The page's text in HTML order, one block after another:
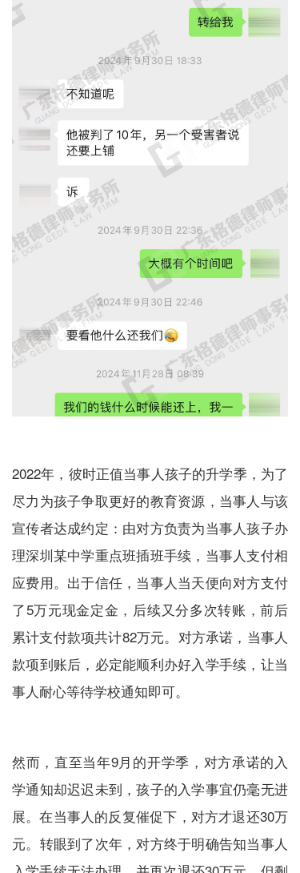
2022年，彼时正值当事人孩子的升学季，为了
尽力为孩子争取更好的教育资源，当事人与该
宣传者达成约定：由对方负责为当事人孩子办
理深圳某中学重点班插班手续，当事人支付相
应费用。出于信任，当事人当天便向对方支付
了5万元现金定金，后续又分多次转账，前后
累计支付款项共计82万元。对方承诺，当事人
款项到账后，必定能顺利办好入学手续，让当
事人耐心等待学校通知即可。
然而，直至当年9月的开学季，对方承诺的入
学通知却迟迟未到，孩子的入学事宜仍毫无进
展。在当事人的反复催促下，对方才退还30万
元。转眼到了次年，对方终于明确告知当事人